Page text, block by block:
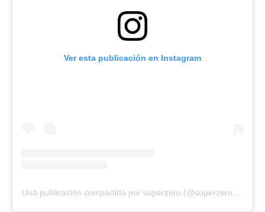
Ver esta publicación en Instagram
Una publicación compartida por superzero (@superzeronow)